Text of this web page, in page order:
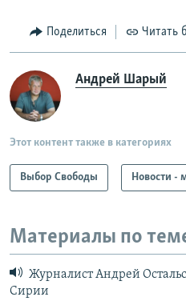
Поделиться Читать
Андрей Шарый
Этот контент также в категориях
Выбор Свободы Новости -
Материалы по
Журналист Андрей
Сирии